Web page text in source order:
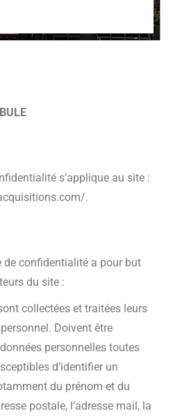
s’applique au site :
.
de confidentialité a pour but
du site :
collectées et traitées leurs
Doivent être
personnelles toutes
d’identifier un
du prénom et du
postale, l’adresse mail, la